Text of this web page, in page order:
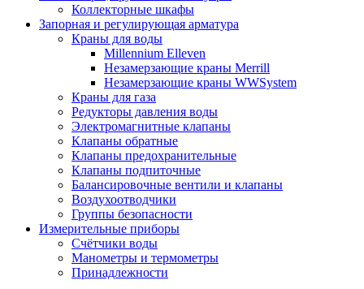
Коллекторные шкафы
Запорная и регулирующая арматура
Краны для воды
Millennium Elleven
Незамерзающие краны Merrill
Незамерзающие краны WWSystem
Краны для газа
Редукторы давления воды
Электромагнитные клапаны
Клапаны обратные
Клапаны предохранительные
Клапаны подпиточные
Балансировочные вентили и клапаны
Воздухоотводчики
Группы безопасности
Измерительные приборы
Счётчики воды
Манометры и термометры
Принадлежности